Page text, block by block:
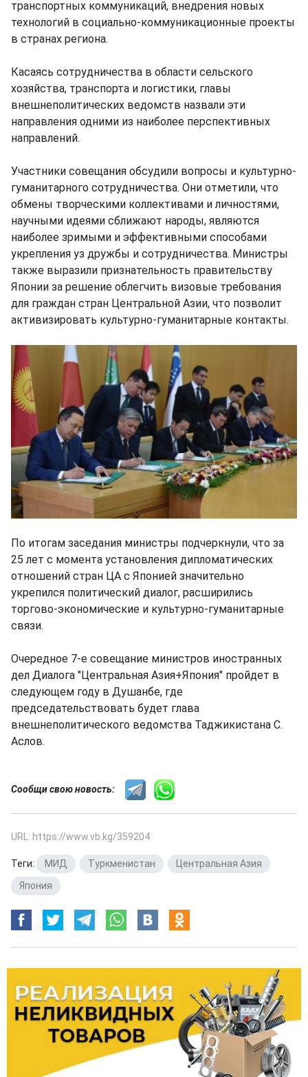
транспортных коммуникаций, внедрения новых
технологий в социально-коммуникационные проекты
в странах региона.
Касаясь сотрудничества в области сельского
хозяйства, транспорта и логистики, главы
внешнеполитических ведомств назвали эти
направления одними из наиболее перспективных
направлений.
Участники совещания обсудили вопросы и культурно-
гуманитарного сотрудничества. Они отметили, что
обмены творческими коллективами и личностями,
научными идеями сближают народы, являются
наиболее зримыми и эффективными способами
укрепления уз дружбы и сотрудничества. Министры
также выразили признательность правительству
Японии за решение облегчить визовые требования
для граждан стран Центральной Азии, что позволит
активизировать культурно-гуманитарные контакты.
По итогам заседания министры подчеркнули, что за
25 лет с момента установления дипломатических
отношений стран ЦА с Японией значительно
укрепился политический диалог, расширились
торгово-экономические и культурно-гуманитарные
связи.
Очередное 7-е совещание министров иностранных
дел Диалога "Центральная Азия+Япония" пройдет в
следующем году в Душанбе, где
председательствовать будет глава
внешнеполитического ведомства Таджикистана С.
Аслов.
Сообщи свою новость:
URL: https://www.vb.kg/359204
Теги: МИД Туркменистан Центральная Азия
Япония